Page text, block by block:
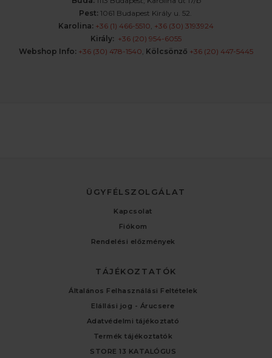
Pest: 1061 Budapest Király u. 52.
Karolina: +36 (1) 466-5510, +36 (30) 3193924
Király: +36 (20) 954-6055
Webshop Info: +36 (30) 478-1540, Kölcsönző +36 (20) 447-5445
ÜGYFÉLSZOLGÁLAT
Kapcsolat
Fiókom
Rendelési előzmények
TÁJÉKOZTATÓK
Általános Felhasználási Feltételek
Elállási jog - Árucsere
Adatvédelmi tájékoztató
Termék tájékoztatók
STORE 13 KATALÓGUS